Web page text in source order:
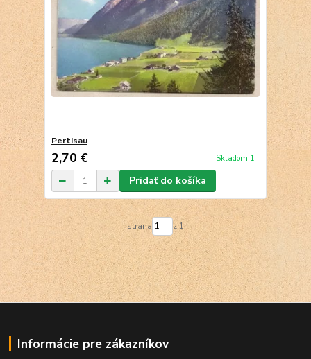
Pertisau
2,70 € Skladom 1
Pridať do košíka
strana z 1
Informácie pre zákazníkov